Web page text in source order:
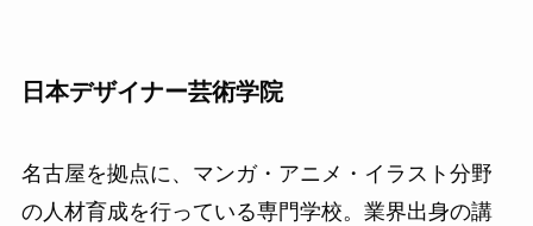
日本デザイナー芸術学院
名古屋を拠点に、マンガ・アニメ・イラスト分野
の人材育成を行っている専門学校。業界出身の講